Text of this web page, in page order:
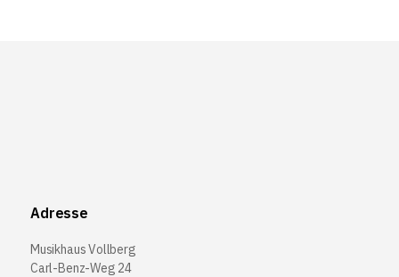
Adresse
Musikhaus Vollberg
Carl-Benz-Weg 24